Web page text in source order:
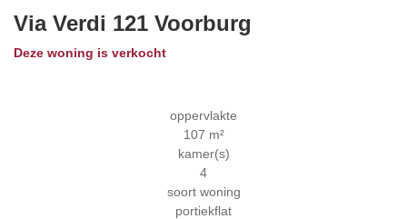
Via Verdi 121 Voorburg
Deze woning is verkocht
oppervlakte
107 m²
kamer(s)
4
soort woning
portiekflat